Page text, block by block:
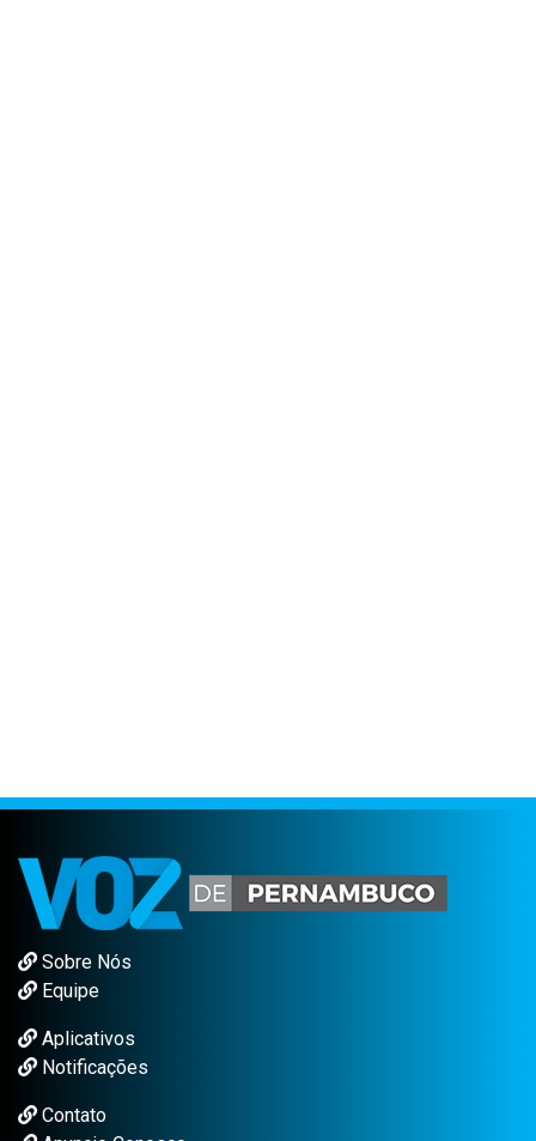
Sobre Nós
Equipe
Aplicativos
Notificações
Contato